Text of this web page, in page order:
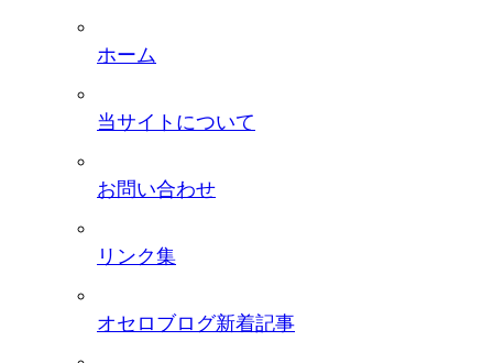
ホーム
当サイトについて
お問い合わせ
リンク集
オセロブログ新着記事